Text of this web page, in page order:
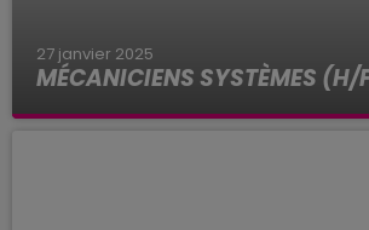
27 janvier 2025
MÉCANICIENS SYSTÈMES (H/
Adecco Recrute pour Airbus